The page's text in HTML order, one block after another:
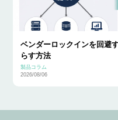
ベンダーロックインを回避
らす方法
製品コラム
2026/08/06